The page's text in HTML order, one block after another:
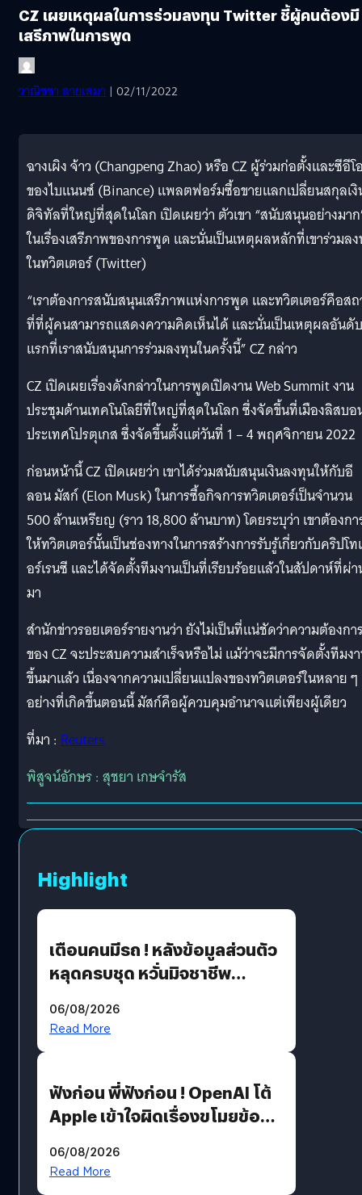
CZ เผยเหตุผลในการร่วมลงทุน Twitter ชี้ผู้คนต้องมี
เสรีภาพในการพูด
วาณิชชา สายเสมา | 02/11/2022
ฉางเผิง จ้าว (Changpeng Zhao) หรือ CZ ผู้ร่วมก่อตั้งและซีอีโ
ของไบแนนซ์ (Binance) แพลตฟอร์มซื้อขายแลกเปลี่ยนสกุลเ
ดิจิทัลที่ใหญ่ที่สุดในโลก เปิดเผยว่า ตัวเขา “สนับสนุนอย่างมา
ในเรื่องเสรีภาพของการพูด และนั่นเป็นเหตุผลหลักที่เขาร่วมล
ในทวิตเตอร์ (Twitter)
“เราต้องการสนับสนุนเสรีภาพแห่งการพูด และทวิตเตอร์คือส
ที่ที่ผู้คนสามารถแสดงความคิดเห็นได้ และนั่นเป็นเหตุผลอันดับ
แรกที่เราสนับสนุนการร่วมลงทุนในครั้งนี้” CZ กล่าว
CZ เปิดเผยเรื่องดังกล่าวในการพูดเปิดงาน Web Summit งาน
ประชุมด้านเทคโนโลยีที่ใหญ่ที่สุดในโลก ซึ่งจัดขึ้นที่เมืองลิสบอ
ประเทศโปรตุเกส ซึ่งจัดขึ้นตั้งแต่วันที่ 1 – 4 พฤศจิกายน 2022
ก่อนหน้านี้ CZ เปิดเผยว่า เขาได้ร่วมสนับสนุนเงินลงทุนให้กับอี
ลอน มัสก์ (Elon Musk) ในการซื้อกิจการทวิตเตอร์เป็นจำนวน
500 ล้านเหรียญ (ราว 18,800 ล้านบาท) โดยระบุว่า เขาต้องก
ให้ทวิตเตอร์นั้นเป็นช่องทางในการสร้างการรับรู้เกี่ยวกับคริปโท
อร์เรนซี และได้จัดตั้งทีมงานเป็นที่เรียบร้อยแล้วในสัปดาห์ที่ผ่
มา
สำนักข่าวรอยเตอร์รายงานว่า ยังไม่เป็นที่แน่ชัดว่าความต้องกา
ของ CZ จะประสบความสำเร็จหรือไม่ แม้ว่าจะมีการจัดตั้งทีมง
ขึ้นมาแล้ว เนื่องจากความเปลี่ยนแปลงของทวิตเตอร์ในหลาย ๆ
อย่างที่เกิดขึ้นตอนนี้ มัสก์คือผู้ควบคุมอำนาจแต่เพียงผู้เดียว
ที่มา : Reuters
พิสูจน์อักษร : สุชยา เกษจำรัส
Highlight
เตือนคนมีรถ ! หลังข้อมูลส่วนตัว
หลุดครบชุด หวั่นมิจชาชีพ
รหัสผ่านหลุด ไม่ใช่แฮ็กเกอร์
06/08/2026
Read More
ฟังก่อน พี่ฟังก่อน ! OpenAI โต้
Apple เข้าใจผิดเรื่องขโมยข้อมูล
06/08/2026
Read More